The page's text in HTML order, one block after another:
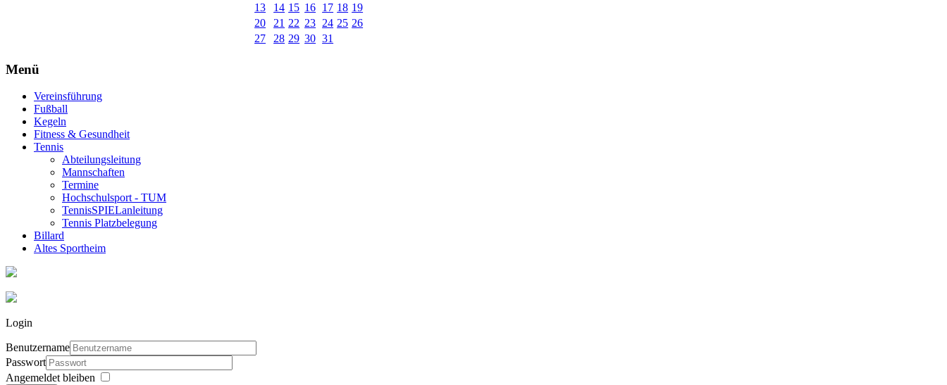
13
14 15 16 17 18 19
20
21 22 23 24 25 26
27
28 29 30 31
Menü
Vereinsführung
Fußball
Kegeln
Fitness & Gesundheit
Tennis
Abteilungsleitung
Mannschaften
Termine
Hochschulsport - TUM
TennisSPIELanleitung
Tennis Platzbelegung
Billard
Altes Sportheim
Login
Benutzername
Passwort
Angemeldet bleiben